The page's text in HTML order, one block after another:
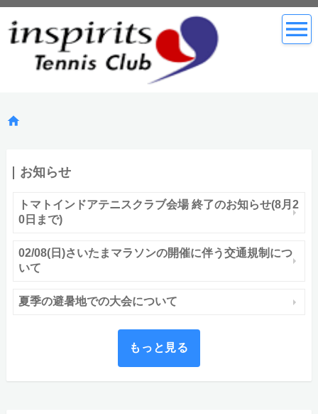
お知らせ
トマトインドアテニスクラブ会場 終了のお知らせ(8月2
0日まで)
02/08(日)さいたまマラソンの開催に伴う交通規制につ
いて
夏季の避暑地での大会について
もっと見る